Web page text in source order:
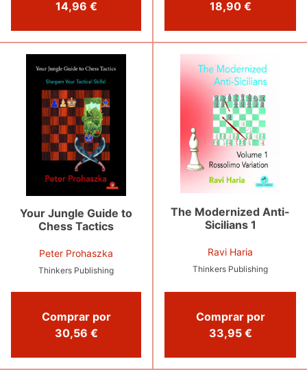
14,96 € 18,90 €
Your Jungle Guide to
Chess Tactics
Peter Prohaszka
Thinkers Publishing
Comprar por
30,56 €
The Modernized Anti-
Sicilians 1
Ravi Haria
Thinkers Publishing
Comprar por
33,95 €